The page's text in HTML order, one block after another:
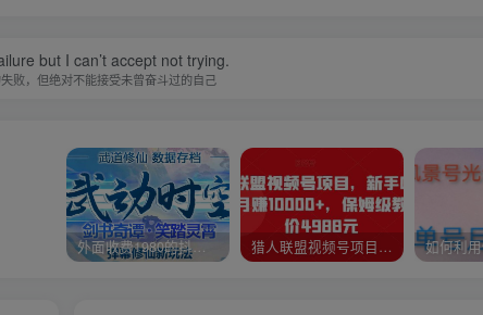
but I can’t accept not trying.
败，但绝对不能接受未曾奋斗过的自己
外面收费1980的抖音武动时空直播项目，无需真人出镜，实时互动直播【软件+详细教程】 猎人联盟视频号项目，新手0基础轻松月赚10000+，保姆级教程原价4988元